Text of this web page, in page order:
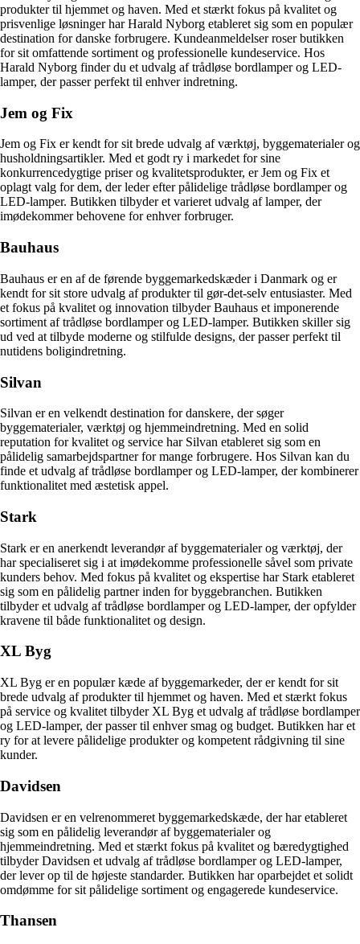
produkter til hjemmet og haven. Med et stærkt fokus på kvalitet og
prisvenlige løsninger har Harald Nyborg etableret sig som en populær
destination for danske forbrugere. Kundeanmeldelser roser butikken
for sit omfattende sortiment og professionelle kundeservice. Hos
Harald Nyborg finder du et udvalg af trådløse bordlamper og LED-
lamper, der passer perfekt til enhver indretning.
Jem og Fix
Jem og Fix er kendt for sit brede udvalg af værktøj, byggematerialer og
husholdningsartikler. Med et godt ry i markedet for sine
konkurrencedygtige priser og kvalitetsprodukter, er Jem og Fix et
oplagt valg for dem, der leder efter pålidelige trådløse bordlamper og
LED-lamper. Butikken tilbyder et varieret udvalg af lamper, der
imødekommer behovene for enhver forbruger.
Bauhaus
Bauhaus er en af de førende byggemarkedskæder i Danmark og er
kendt for sit store udvalg af produkter til gør-det-selv entusiaster. Med
et fokus på kvalitet og innovation tilbyder Bauhaus et imponerende
sortiment af trådløse bordlamper og LED-lamper. Butikken skiller sig
ud ved at tilbyde moderne og stilfulde designs, der passer perfekt til
nutidens boligindretning.
Silvan
Silvan er en velkendt destination for danskere, der søger
byggematerialer, værktøj og hjemmeindretning. Med en solid
reputation for kvalitet og service har Silvan etableret sig som en
pålidelig samarbejdspartner for mange forbrugere. Hos Silvan kan du
finde et udvalg af trådløse bordlamper og LED-lamper, der kombinerer
funktionalitet med æstetisk appel.
Stark
Stark er en anerkendt leverandør af byggematerialer og værktøj, der
har specialiseret sig i at imødekomme professionelle såvel som private
kunders behov. Med fokus på kvalitet og ekspertise har Stark etableret
sig som en pålidelig partner inden for byggebranchen. Butikken
tilbyder et udvalg af trådløse bordlamper og LED-lamper, der opfylder
kravene til både funktionalitet og design.
XL Byg
XL Byg er en populær kæde af byggemarkeder, der er kendt for sit
brede udvalg af produkter til hjemmet og haven. Med et stærkt fokus
på service og kvalitet tilbyder XL Byg et udvalg af trådløse bordlamper
og LED-lamper, der passer til enhver smag og budget. Butikken har et
ry for at levere pålidelige produkter og kompetent rådgivning til sine
kunder.
Davidsen
Davidsen er en velrenommeret byggemarkedskæde, der har etableret
sig som en pålidelig leverandør af byggematerialer og
hjemmeindretning. Med et stærkt fokus på kvalitet og bæredygtighed
tilbyder Davidsen et udvalg af trådløse bordlamper og LED-lamper,
der lever op til de højeste standarder. Butikken har oparbejdet et solidt
omdømme for sit pålidelige sortiment og engagerede kundeservice.
Thansen